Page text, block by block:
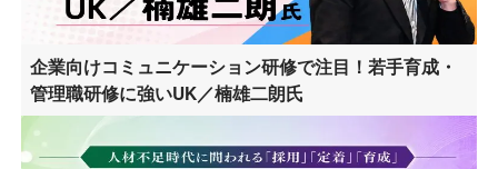
企業向けコミュニケーション研修で注目！若手育成・
管理職研修に強いUK／楠雄二朗氏